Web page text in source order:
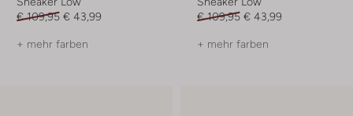
€ 109,95 € 43,99
+ mehr farben
€ 109,95 € 43,99
+ mehr farben